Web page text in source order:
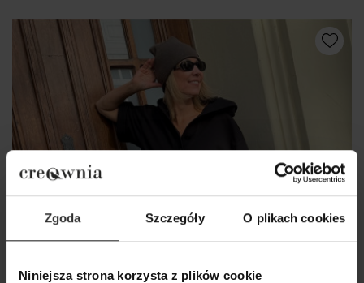
Zgoda Szczegóły O plikach cookies
Niniejsza strona korzysta z plików cookie